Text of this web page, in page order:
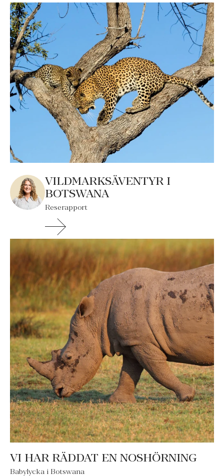
VILDMARKSÄVENTYR I
BOTSWANA
Reserapport
VI HAR RÄDDAT EN NOSHÖRNING
Babylycka i Botswana